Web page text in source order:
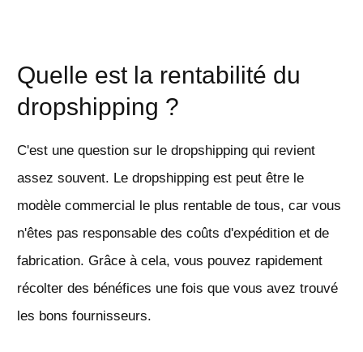
Quelle est la rentabilité du
dropshipping ?
C'est une question sur le dropshipping qui revient
assez souvent. Le dropshipping est peut être le
modèle commercial le plus rentable de tous, car vous
n'êtes pas responsable des coûts d'expédition et de
fabrication. Grâce à cela, vous pouvez rapidement
récolter des bénéfices une fois que vous avez trouvé
les bons fournisseurs.